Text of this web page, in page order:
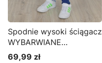
Spodnie wysoki ściągacz
WYBARWIANE
NIEBIESKIE SD01
Cena
69,99 zł